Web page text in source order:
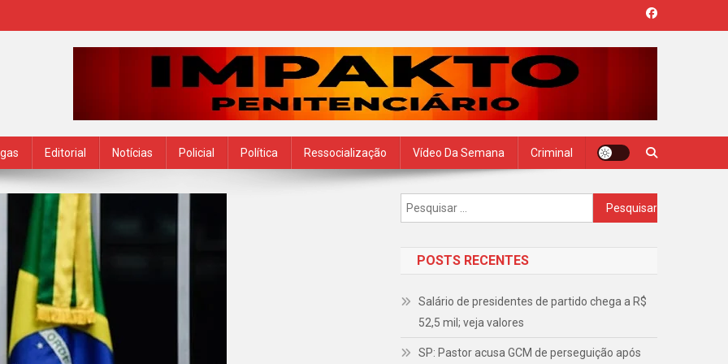
Editorial Notícias Policial Política Ressocialização Vídeo Da Semana Criminal
Pesquisar
por:
POSTS RECENTES
Salário de presidentes de partido chega a R$
52,5 mil; veja valores
SP: Pastor acusa GCM de perseguição após